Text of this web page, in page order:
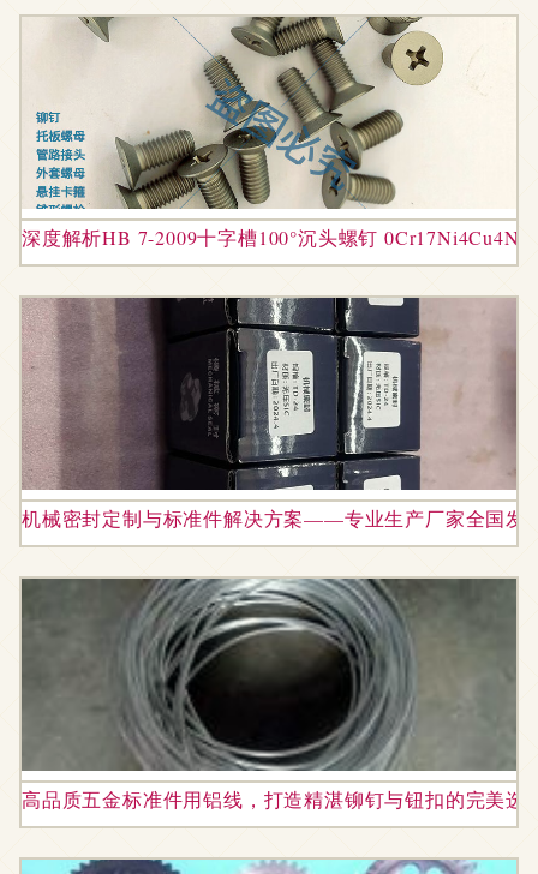
深度解析HB 7-2009十字槽100°沉头螺钉
机械密封定制与标准件解决方案——专业生产厂家全国发
高品质五金标准件用铝线，打造精湛铆钉与钮扣的完美选